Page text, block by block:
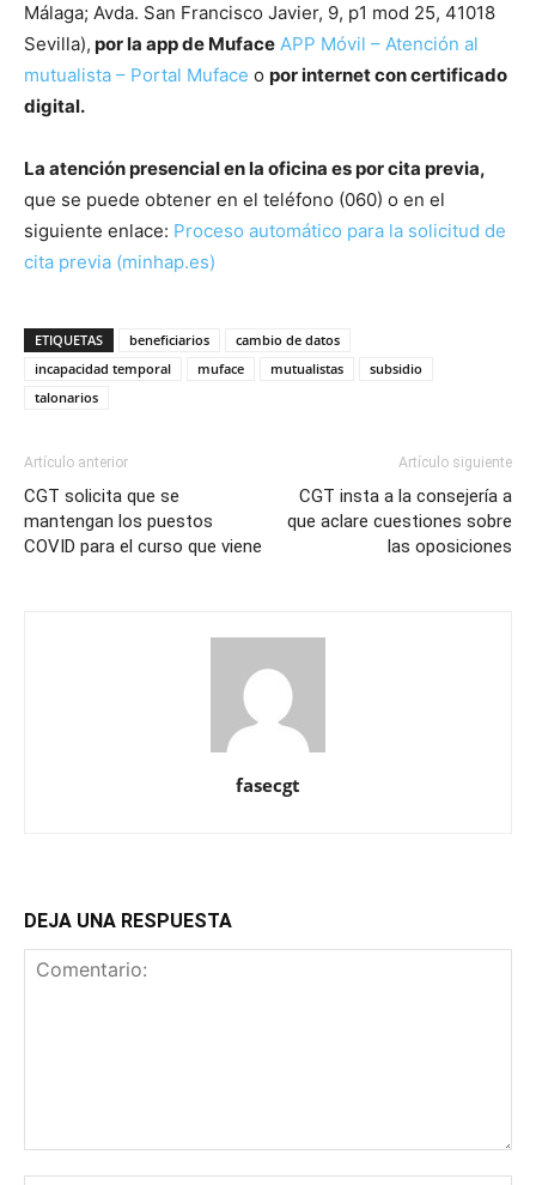
Málaga; Avda. San Francisco Javier, 9, p1 mod 25, 41018
Sevilla), por la app de Muface APP Móvil – Atención al
mutualista – Portal Muface o por internet con certificado
digital.
La atención presencial en la oficina es por cita previa,
que se puede obtener en el teléfono (060) o en el
siguiente enlace: Proceso automático para la solicitud de
cita previa (minhap.es)
ETIQUETAS beneficiarios
cambio de datos
incapacidad temporal
muface mutualistas
subsidio
talonarios
Artículo anterior
CGT solicita que se
mantengan los puestos
COVID para el curso que viene
Artículo siguiente
CGT insta a la consejería a
que aclare cuestiones sobre
las oposiciones
fasecgt
DEJA UNA RESPUESTA